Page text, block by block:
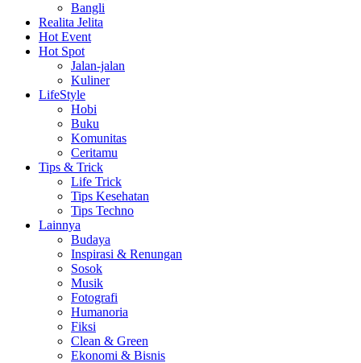
Bangli
Realita Jelita
Hot Event
Hot Spot
Jalan-jalan
Kuliner
LifeStyle
Hobi
Buku
Komunitas
Ceritamu
Tips & Trick
Life Trick
Tips Kesehatan
Tips Techno
Lainnya
Budaya
Inspirasi & Renungan
Sosok
Musik
Fotografi
Humanoria
Fiksi
Clean & Green
Ekonomi & Bisnis